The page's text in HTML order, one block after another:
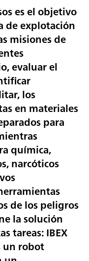
es el objetivo
de explotación
misiones de
evaluar el
los
en materiales
para
química,
narcóticos
de los peligros
la solución
tareas: IBEX
un robot